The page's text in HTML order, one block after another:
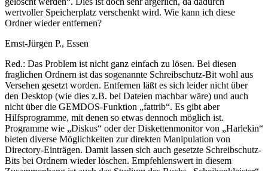
wertvoller Speicherplatz verschenkt wird. Wie kann ich diese
Ordner wieder entfernen?
Ernst-Jürgen P., Essen
Red.: Das Problem ist nicht ganz einfach zu lösen. Bei diesen
fraglichen Ordnern ist das sogenannte Schreibschutz-Bit wohl aus
Versehen gesetzt worden. Entfernen läßt es sich leider nicht über
den Desktop (wie dies z.B. bei Dateien machbar wäre) und auch
nicht über die GEMDOS-Funktion „fattrib“. Es gibt aber
Hilfsprogramme, mit denen so etwas dennoch möglich ist.
Programme wie „Diskus“ oder der Diskettenmonitor von „Harlekin“
bieten diverse Möglichkeiten zur direkten Manipulation von
Directory-Einträgen. Damit lassen sich auch gesetzte Schreibschutz-
Bits bei Ordnern wieder löschen. Empfehlenswert in diesem